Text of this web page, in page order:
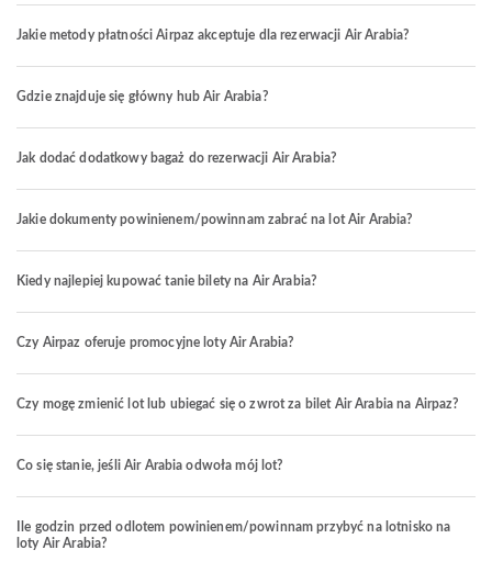
Jakie metody płatności Airpaz akceptuje dla rezerwacji Air Arabia?
Gdzie znajduje się główny hub Air Arabia?
Jak dodać dodatkowy bagaż do rezerwacji Air Arabia?
Jakie dokumenty powinienem/powinnam zabrać na lot Air Arabia?
Kiedy najlepiej kupować tanie bilety na Air Arabia?
Czy Airpaz oferuje promocyjne loty Air Arabia?
Czy mogę zmienić lot lub ubiegać się o zwrot za bilet Air Arabia na Airpaz?
Co się stanie, jeśli Air Arabia odwoła mój lot?
Ile godzin przed odlotem powinienem/powinnam przybyć na lotnisko na
loty Air Arabia?